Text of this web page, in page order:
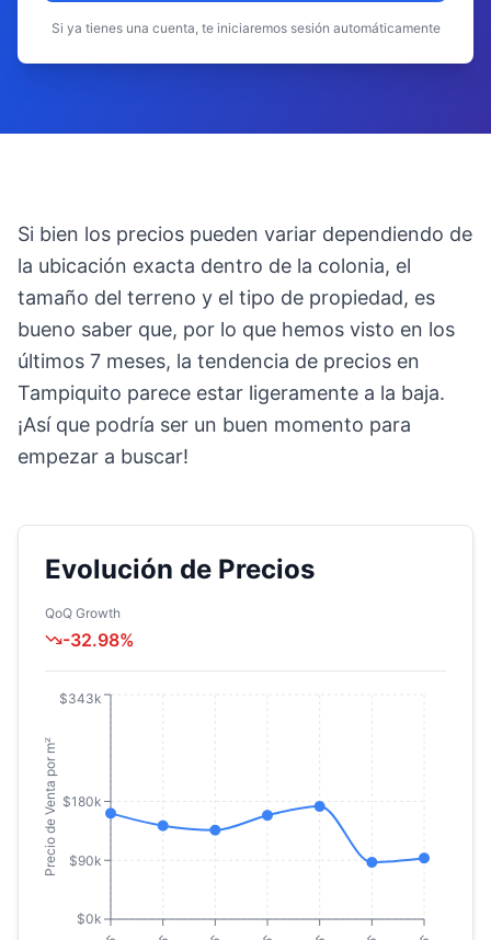
Si ya tienes una cuenta, te iniciaremos sesión automáticamente
Si bien los precios pueden variar dependiendo de
la ubicación exacta dentro de la colonia, el
tamaño del terreno y el tipo de propiedad, es
bueno saber que, por lo que hemos visto en los
últimos 7 meses, la tendencia de precios en
Tampiquito parece estar ligeramente a la baja.
¡Así que podría ser un buen momento para
empezar a buscar!
Evolución de Precios
QoQ Growth
-32.98%
$0k
$90k
$180k
$343k
Precio de Venta por m²